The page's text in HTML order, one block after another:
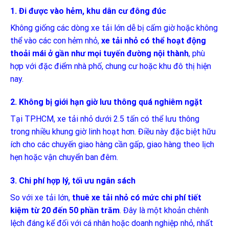
1. Đi được vào hẻm, khu dân cư đông đúc
Không giống các dòng xe tải lớn dễ bị cấm giờ hoặc không
thể vào các con hẻm nhỏ, xe tải nhỏ có thể hoạt động
thoải mái ở gần như mọi tuyến đường nội thành, phù
hợp với đặc điểm nhà phố, chung cư hoặc khu đô thị hiện
nay.
2. Không bị giới hạn giờ lưu thông quá nghiêm ngặt
Tại TP.HCM, xe tải nhỏ dưới 2.5 tấn có thể lưu thông
trong nhiều khung giờ linh hoạt hơn. Điều này đặc biệt hữu
ích cho các chuyến giao hàng cần gấp, giao hàng theo lịch
hẹn hoặc vận chuyển ban đêm.
3. Chi phí hợp lý, tối ưu ngân sách
So với xe tải lớn, thuê xe tải nhỏ có mức chi phí tiết
kiệm từ 20 đến 50 phần trăm. Đây là một khoản chênh
lệch đáng kể đối với cá nhân hoặc doanh nghiệp nhỏ, nhất